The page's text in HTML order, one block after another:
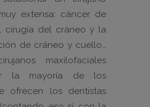
extensa: cáncer de
cirugía del cráneo y la
de cráneo y cuello…
maxilofaciales
la mayoría de los
ofrecen los dentistas